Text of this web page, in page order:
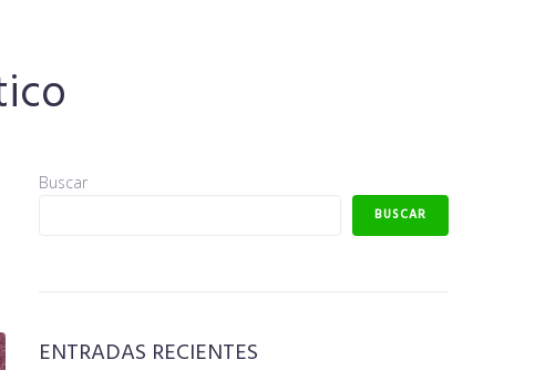
Buscar
BUSCAR
ENTRADAS RECIENTES